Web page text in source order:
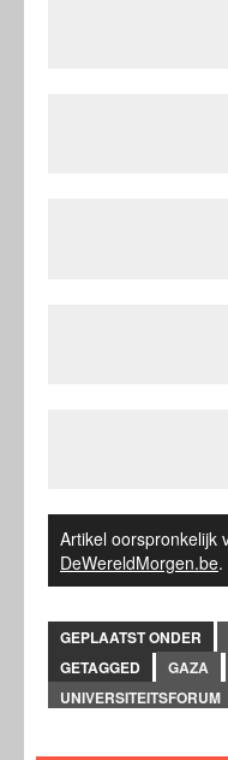
Artikel oorspronkelijk
DeWereldMorgen.be.
GEPLAATST ONDER
GETAGGED
GAZA
UNIVERSITEITSFORUM